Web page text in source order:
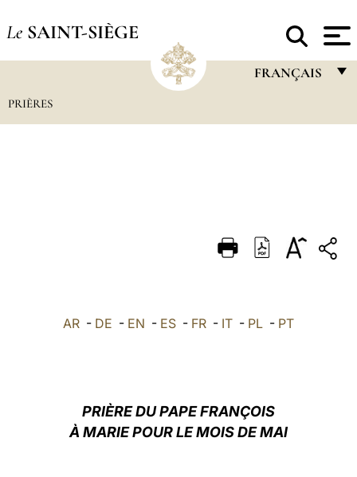
Le SAINT-SIÈGE
FRANÇAIS
DEUTSCH
العربيّة
PRIÈRES
AR - DE - EN - ES - FR - IT - PL - PT
PRIÈRE DU PAPE FRANÇOIS
À MARIE POUR LE MOIS DE MAI